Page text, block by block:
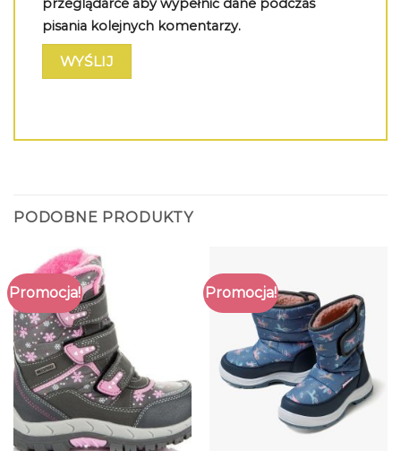
przeglądarce aby wypełnić dane podczas
pisania kolejnych komentarzy.
PODOBNE PRODUKTY
Promocja! Promocja!